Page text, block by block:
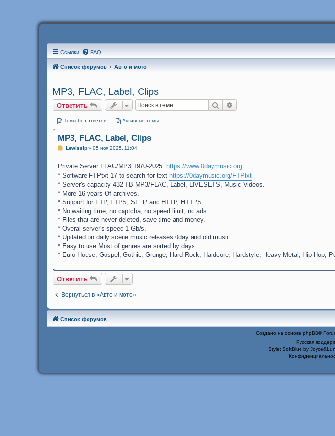
Ссылки FAQ
Список форумов Авто и мото
MP3, FLAC, Label, Clips
Ответить Поиск
Темы без ответов Активные темы
MP3, FLAC, Label, Clips
С
б
е
н
и
е
Lewissip» 05 ноя 2025, 11:04
Private Server FLAC/MP3 1970-2025: https://www.0daymusic.org
* Software FTPtxt-17 to search for text https://0daymusic.org/FTPtxt
* Server's capacity 432 TB MP3/FLAC, Label, LIVESETS, Music Videos.
* More 16 years Of archives.
* Support for FTP, FTPS, SFTP and HTTP, HTTPS.
* No waiting time, no captcha, no speed limit, no ads.
* Files that are never deleted, save time and money.
* Overal server's speed 1 Gb/s.
* Updated on daily scene music releases 0day and old music.
* Easy to use Most of genres are sorted by days.
* Euro-House, Gospel, Gothic, Grunge, Hard Rock, Hardcore, Hardstyle, Heavy Metal, Hip-Hop,
Ответить
Вернуться в «Авто и мото»
Список форумов
Создано на основе phpBB®
Русская
Style: SoftBlue by